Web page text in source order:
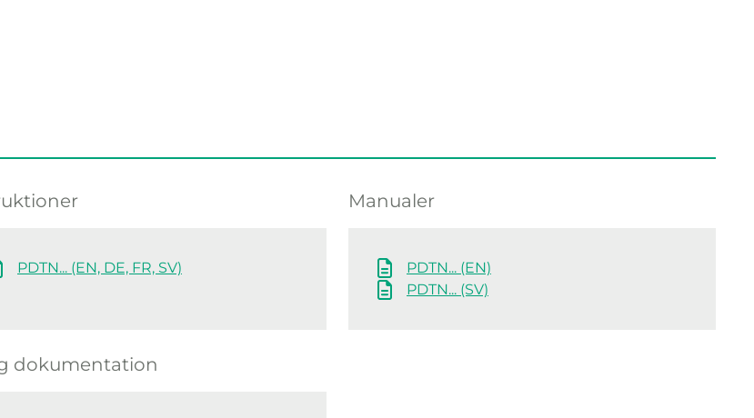
PDTN... (EN, DE, FR, SV)
Manualer
PDTN... (EN)
PDTN... (SV)
dokumentation